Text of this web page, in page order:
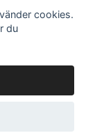
cookies.
du